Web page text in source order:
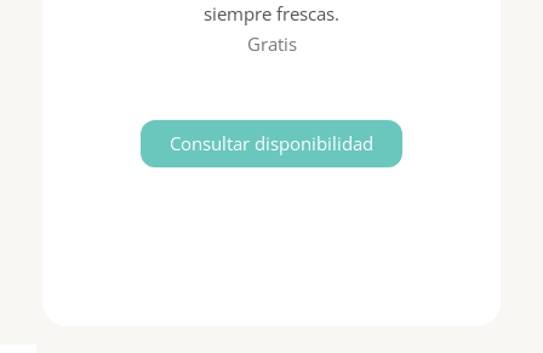
siempre frescas.
Gratis
Consultar disponibilidad